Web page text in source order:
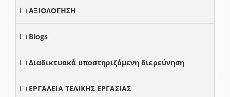
ΑΞΙΟΛΟΓΗΣΗ
Blogs
Διαδικτυακά υποστηριζόμενη διερεύνηση
ΕΡΓΑΛΕΙΑ ΤΕΛΙΚΗΣ ΕΡΓΑΣΙΑΣ